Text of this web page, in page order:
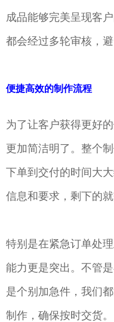
成品能够完美呈现客
都会经过多轮审核，避
便捷高效的制作流程
为了让客户获得更好
更加简洁明了。整个
下单到交付的时间大
信息和要求，剩下的
特别是在紧急订单处
能力更是突出。不管
是个别加急件，我们
制作，确保按时交货。